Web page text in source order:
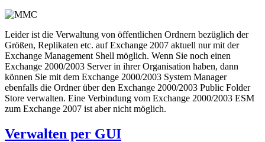
Leider ist die Verwaltung von öffentlichen Ordnern bezüglich der
Größen, Replikaten etc. auf Exchange 2007 aktuell nur mit der
Exchange Management Shell möglich. Wenn Sie noch einen
Exchange 2000/2003 Server in ihrer Organisation haben, dann
können Sie mit dem Exchange 2000/2003 System Manager
ebenfalls die Ordner über den Exchange 2000/2003 Public Folder
Store verwalten. Eine Verbindung vom Exchange 2000/2003 ESM
zum Exchange 2007 ist aber nicht möglich.
Verwalten per GUI